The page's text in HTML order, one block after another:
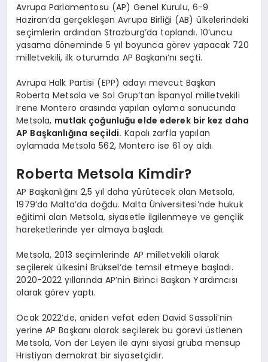
Avrupa Parlamentosu (AP) Genel Kurulu, 6-9
Haziran’da gerçekleşen Avrupa Birliği (AB) ülkelerindeki
seçimlerin ardından Strazburg’da toplandı. 10’uncu
yasama döneminde 5 yıl boyunca görev yapacak 720
milletvekili, ilk oturumda AP Başkanı’nı seçti.
Avrupa Halk Partisi (EPP) adayı mevcut Başkan
Roberta Metsola ve Sol Grup’tan İspanyol milletvekili
Irene Montero arasında yapılan oylama sonucunda
Metsola, mutlak çoğunluğu elde ederek bir kez daha
AP Başkanlığına seçildi. Kapalı zarfla yapılan
oylamada Metsola 562, Montero ise 61 oy aldı.
Roberta Metsola Kimdir?
AP Başkanlığını 2,5 yıl daha yürütecek olan Metsola,
1979’da Malta’da doğdu. Malta Üniversitesi’nde hukuk
eğitimi alan Metsola, siyasetle ilgilenmeye ve gençlik
hareketlerinde yer almaya başladı.
Metsola, 2013 seçimlerinde AP milletvekili olarak
seçilerek ülkesini Brüksel’de temsil etmeye başladı.
2020-2022 yıllarında AP’nin Birinci Başkan Yardımcısı
olarak görev yaptı.
Ocak 2022’de, aniden vefat eden David Sassoli’nin
yerine AP Başkanı olarak seçilerek bu görevi üstlenen
Metsola, Von der Leyen ile aynı siyasi gruba mensup
Hristiyan demokrat bir siyasetçidir.